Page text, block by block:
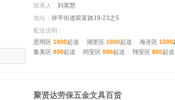
联系人： 刘英慧
地址： 祥平街道双富路19-23之5
配送说明：
思明区 1000起送 湖里区 1000起送 海沧区 1000
集美区 800起送 同安区 800起送 翔安区 800起送
聚贤达劳保五金文具百货